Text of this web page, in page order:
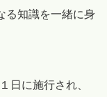
る知識を一緒に身
日に施行され、